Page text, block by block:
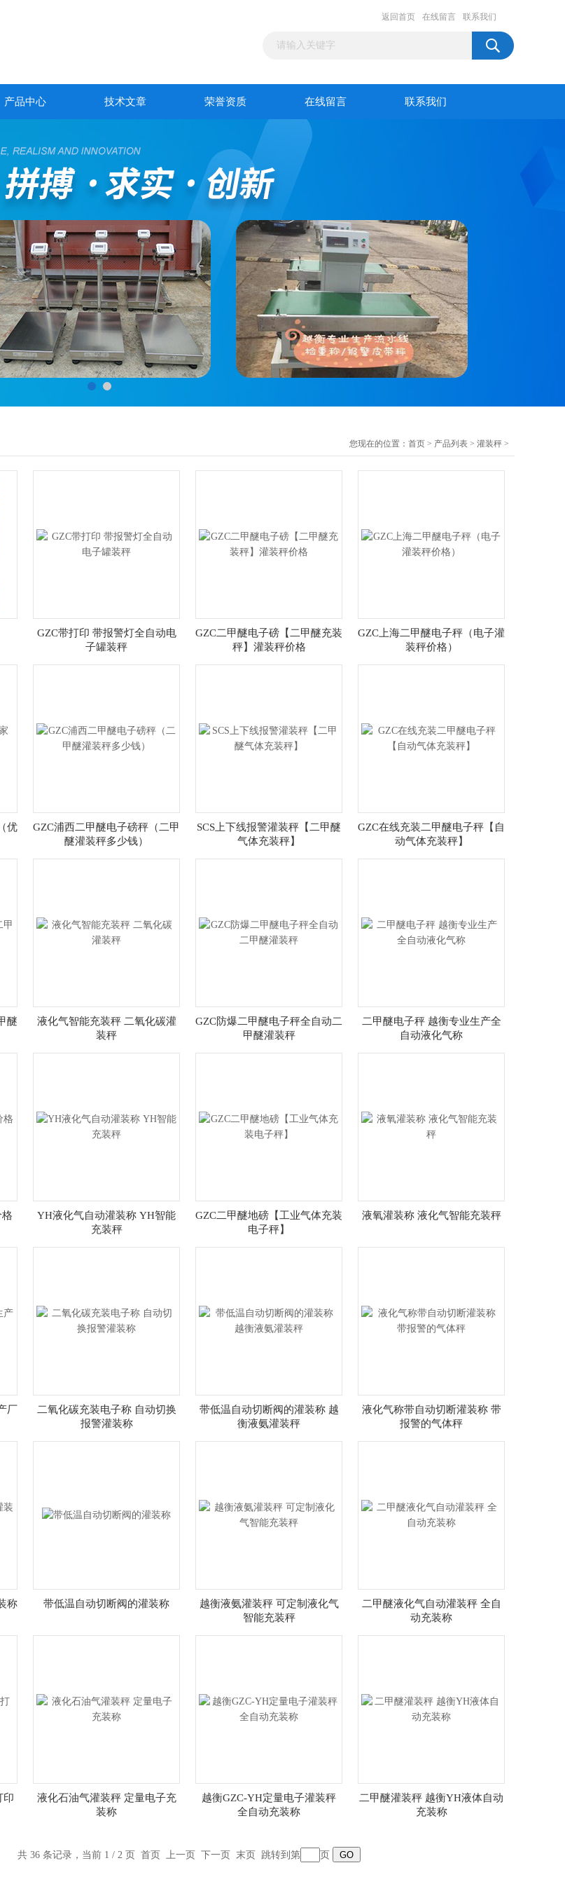
返回首页 在线留言 联系我们
产品中心 技术文章 荣誉资质 在线留言 联系我们
您现在的位置： 首页 > 产品列表 > 灌装秤 >
GZC带打印 带报警灯全自动电
子罐装秤
GZC二甲醚电子磅【二甲醚充装
秤】灌装秤价格
GZC上海二甲醚电子秤（电子灌
装秤价格）
优
GZC浦西二甲醚电子磅秤（二甲
醚灌装秤多少钱）
SCS上下线报警灌装秤【二甲醚
气体充装秤】
GZC在线充装二甲醚电子秤【自
动气体充装秤】
醚
液化气智能充装秤 二氧化碳灌
装秤
GZC防爆二甲醚电子秤全自动二
甲醚灌装秤
二甲醚电子秤 越衡专业生产全
自动液化气称
YH液化气自动灌装称 YH智能
充装秤
GZC二甲醚地磅【工业气体充装
电子秤】
液氧灌装称 液化气智能充装秤
厂
二氧化碳充装电子称 自动切换
报警灌装称
带低温自动切断阀的灌装称 越
衡液氨灌装秤
液化气称带自动切断灌装称 带
报警的气体秤
称
带低温自动切断阀的灌装称
越衡液氨灌装秤 可定制液化气
智能充装秤
二甲醚液化气自动灌装秤 全自
动充装称
印
液化石油气灌装秤 定量电子充
装称
越衡GZC-YH定量电子灌装秤
全自动充装称
二甲醚灌装秤 越衡YH液体自动
充装称
共 36 条记录，当前 1 / 2 页 首页 上一页 下一页 末页 跳转到第 页